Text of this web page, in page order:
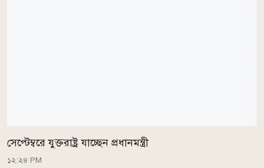
সেপ্টেম্বরে যুক্তরাষ্ট্র যাচ্ছেন প্রধানমন্ত্রী
১২:২৪ PM